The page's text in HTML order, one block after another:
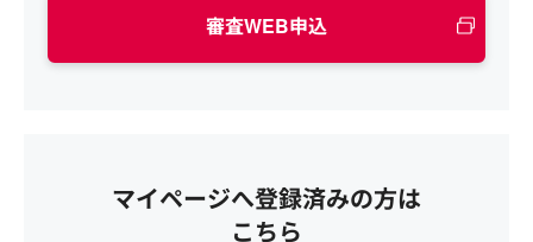
審査WEB申込
マイページへ登録済みの方は
こちら